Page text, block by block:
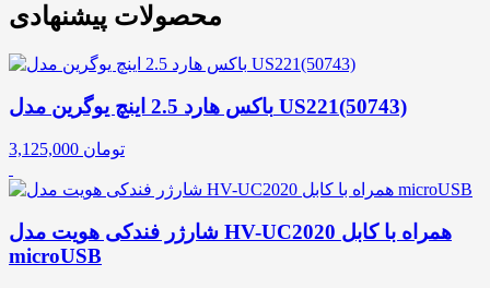
محصولات پیشنهادی
باکس هارد 2.5 اینچ یوگرین مدل US221(50743)
3,125,000 تومان
شارژر فندکی هویت مدل HV-UC2020 همراه با کابل
microUSB